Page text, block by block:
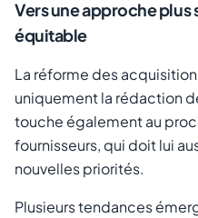
Vers une approche
équitable
La réforme des
uniquement la rédaction
touche également au
fournisseurs, qui doit lui
nouvelles priorités.
Plusieurs tendances